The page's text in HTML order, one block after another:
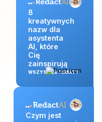
8
kreatywnych
nazw dla
asystenta
AI, które
Cię
zainspirują
WSZYSTKIE TEMATY
Czym jest